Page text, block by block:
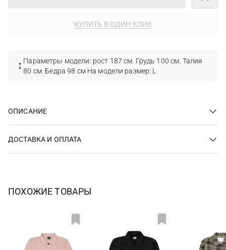
КУПИТЬ В ОДИН КЛИК
Параметры модели: рост 187 см. Грудь 100 см. Талия
80 см. Бедра 98 см На модели размер: L
ОПИСАНИЕ
ДОСТАВКА И ОПЛАТА
ПОХОЖИЕ ТОВАРЫ